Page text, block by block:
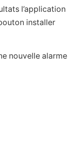
l’application
installer
nouvelle alarme